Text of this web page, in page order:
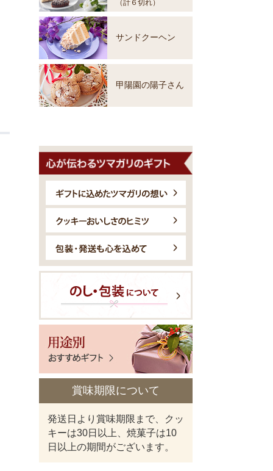
（計６切れ）
サンドクーヘン
甲陽園の陽子さん
賞味期限について
発送日より賞味期限まで、クッ
キーは30日以上、焼菓子は10
日以上の期間がございます。